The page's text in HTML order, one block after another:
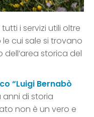
i servizi utili oltre
le cui sale si trovano
dell’area storica del
“Luigi Bernabò
di storia
non è un vero e